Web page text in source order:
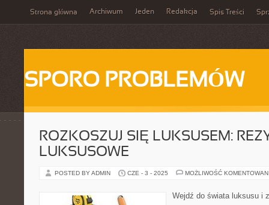
Strona główna Archiwum Jeden Redakcja Spis Treści
SPORO PROBLEMÓW
ROZKOSZUJ SIĘ LUKSUSEM:
LUKSUSOWE
POSTED BY ADMIN CZE - 3 - 2025 MOŻLIWOŚĆ
Wejdź do świata luksusu i